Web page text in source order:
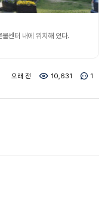
센터 내에 위치해 있다.
오래 전 10,631 1